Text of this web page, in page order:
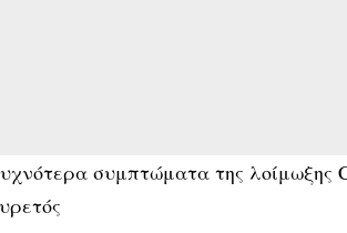
συμπτώματα της λοίμωξης